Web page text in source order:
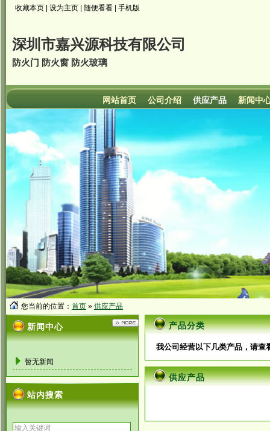
收藏本页 设为主页 随便看看 手机版
深圳市嘉兴源科技有限公司
防火门 防火窗 防火玻璃
网站首页 公司介绍 供应产品 新闻中
您当前的位置： 首页 » 供应产品
新闻中心
暂无新闻
站内搜索
产品分类
我公司经营以下几类产品，请查
供应产品